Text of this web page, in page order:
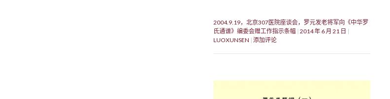
2004.9.19，北京307医院座谈会，罗元发老将军向《中华罗
氏通谱》编委会赠工作指示条幅 2014 年 6 月 21 日
LUOXUNSEN 添加评论